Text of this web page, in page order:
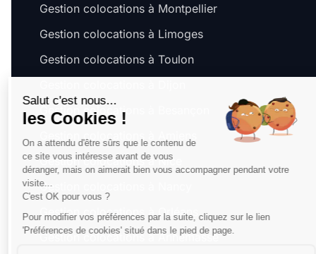
Gestion colocations à Montpellier
Gestion colocations à Limoges
Gestion colocations à Toulon
Gestion colocations à Besançon
Gestion colocations à Amiens
Gestion colocations à Nice
Gestion colocations à Nancy
Gestion colocations à Orléans
Gestion colocations à Annemasse
Salut c'est nous...
les Cookies !
On a attendu d'être sûrs que le contenu de
ce site vous intéresse avant de vous
déranger, mais on aimerait bien vous accompagner pendant votre
visite...
C'est OK pour vous ?
Pour modifier vos préférences par la suite, cliquez sur le lien
'Préférences de cookies' situé dans le pied de page.